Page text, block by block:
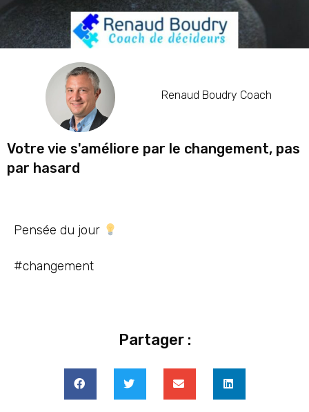
Renaud Boudry Coach
Votre vie s'améliore par le changement, pas
par hasard
Pensée du jour
#changement
Partager :